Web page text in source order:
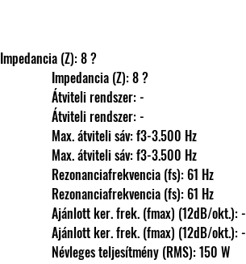
Impedancia (Z): 8 ?
                Impedancia (Z): 8 ?
                Átviteli rendszer: -
                Átviteli rendszer: -
                Max. átviteli sáv: f3-3.500 Hz
                Max. átviteli sáv: f3-3.500 Hz
                Rezonanciafrekvencia (fs): 61 Hz
                Rezonanciafrekvencia (fs): 61 Hz
                Ajánlott ker. frek. (fmax) (12dB/okt.): -
                Ajánlott ker. frek. (fmax) (12dB/okt.): -
                Névleges teljesítmény (RMS): 150 W